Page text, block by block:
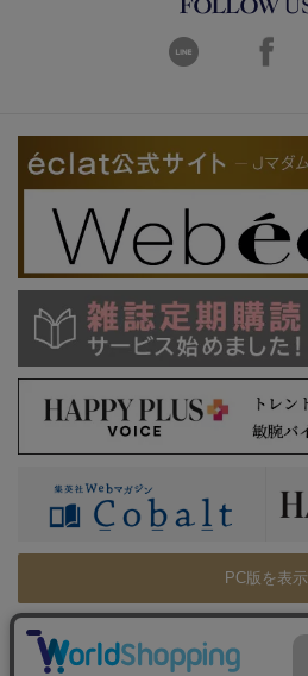
PC版を表示
利用規約 特定商取引法に基づく表示